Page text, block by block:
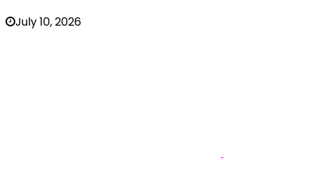
July 10, 2026